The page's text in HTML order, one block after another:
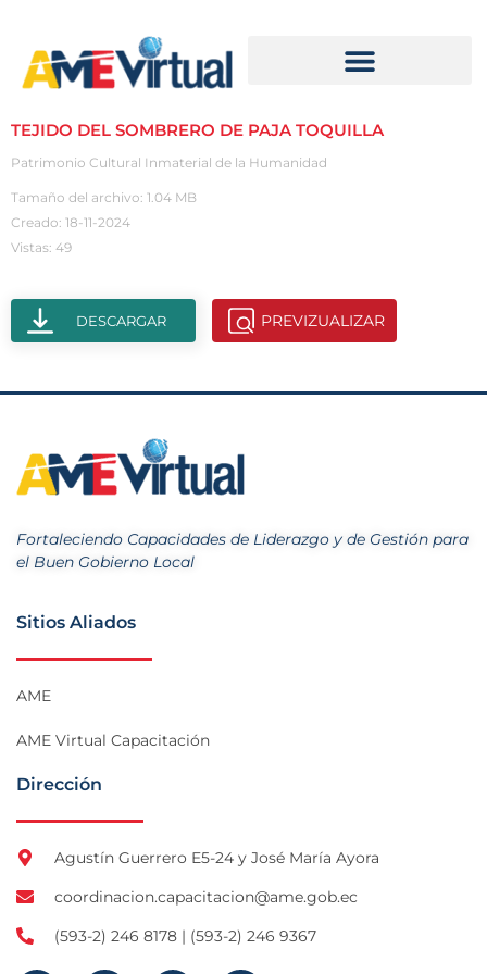
TEJIDO DEL SOMBRERO DE PAJA TOQUILLA
Patrimonio Cultural Inmaterial de la Humanidad
Tamaño del archivo: 1.04 MB
Creado: 18-11-2024
Vistas: 49
DESCARGAR PREVIZUALIZAR
Fortaleciendo Capacidades de Liderazgo y de Gestión para
el Buen Gobierno Local
Sitios Aliados
AME
AME Virtual Capacitación
Dirección
Agustín Guerrero E5-24 y José María Ayora
coordinacion.capacitacion@ame.gob.ec
(593-2) 246 8178 | (593-2) 246 9367